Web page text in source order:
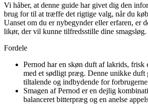
Vi håber, at denne guide har givet dig den
brug for til at træffe det rigtige valg, når du
Uanset om du er nybegynder eller erfaren, er
likør, der vil kunne tilfredsstille dine
Fordele
Pernod har en skøn duft af lakrids, frisk
med et sødligt præg. Denne unikke duft
tiltalende og indbydende for
Smagen af Pernod er en dejlig
balanceret bitterpræg og en anelse